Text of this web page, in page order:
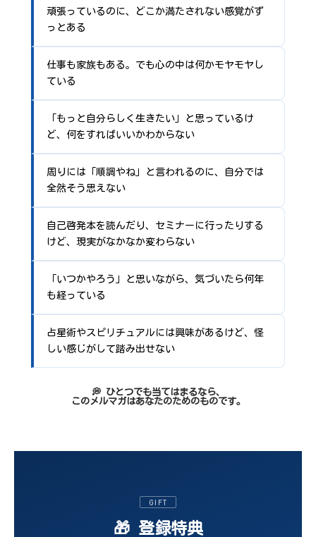
頑張っているのに、どこか満たされない感覚がず
っとある
仕事も家族もある。でも心の中は何かモヤモヤし
ている
「もっと自分らしく生きたい」と思っているけ
ど、何をすればいいかわからない
周りには「順調やね」と言われるのに、自分では
全然そう思えない
自己啓発本を読んだり、セミナーに行ったりする
けど、現実がなかなか変わらない
「いつかやろう」と思いながら、気づいたら何年
も経っている
占星術やスピリチュアルには興味があるけど、怪
しい感じがして踏み出せない
💭 ひとつでも当てはまるなら、
このメルマガはあなたのためのものです。
GIFT
🎁 登録特典